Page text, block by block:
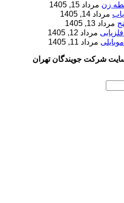
زن مرداد 15, 1405
مرداد 14, 1405
مرداد 13, 1405
مرداد 12, 1405
مرداد 11, 1405
شرکت جویندگان تهران